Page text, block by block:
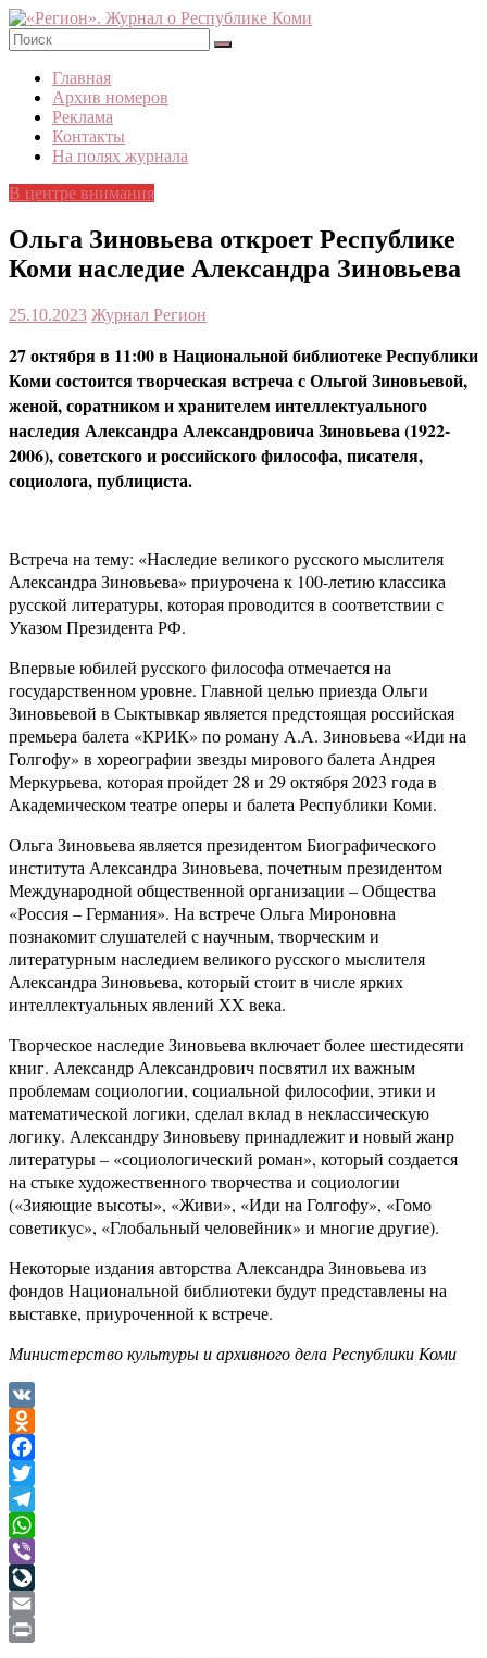
Skip
to
content
«Регион».
Журнал
Республике
Коми
Главная
Архив номеров
Реклама
Контакты
На полях журнала
В центре внимания
Ольга Зиновьева откроет Республике
Коми наследие Александра Зиновьева
25.10.2023 Журнал Регион
27 октября в 11:00 в Национальной библиотеке Республики
Коми состоится творческая встреча с Ольгой Зиновьевой,
женой, соратником и хранителем интеллектуального
наследия Александра Александровича Зиновьева (1922-
2006), советского и российского философа, писателя,
социолога, публициста.
Встреча на тему: «Наследие великого русского мыслителя
Александра Зиновьева» приурочена к 100-летию классика
русской литературы, которая проводится в соответствии с
Указом Президента РФ.
Впервые юбилей русского философа отмечается на
государственном уровне. Главной целью приезда Ольги
Зиновьевой в Сыктывкар является предстоящая российская
премьера балета «КРИК» по роману А.А. Зиновьева «Иди на
Голгофу» в хореографии звезды мирового балета Андрея
Меркурьева, которая пройдет 28 и 29 октября 2023 года в
Академическом театре оперы и балета Республики Коми.
Ольга Зиновьева является президентом Биографического
института Александра Зиновьева, почетным президентом
Международной общественной организации – Общества
«Россия – Германия». На встрече Ольга Мироновна
познакомит слушателей с научным, творческим и
литературным наследием великого русского мыслителя
Александра Зиновьева, который стоит в числе ярких
интеллектуальных явлений XX века.
Творческое наследие Зиновьева включает более шестидесяти
книг. Александр Александрович посвятил их важным
проблемам социологии, социальной философии, этики и
математической логики, сделал вклад в неклассическую
логику. Александру Зиновьеву принадлежит и новый жанр
литературы – «социологический роман», который создается
на стыке художественного творчества и социологии
(«Зияющие высоты», «Живи», «Иди на Голгофу», «Гомо
советикус», «Глобальный человейник» и многие другие).
Некоторые издания авторства Александра Зиновьева из
фондов Национальной библиотеки будут представлены на
выставке, приуроченной к встрече.
Министерство культуры и архивного дела Республики Коми
VK
Odnoklassniki
Facebook
Twitter
Telegram
WhatsApp
Viber
LiveJournal
Email